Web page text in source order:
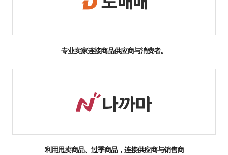
专业卖家连接商品供应商与消费者。
利用甩卖商品、过季商品，连接供应商与销售商